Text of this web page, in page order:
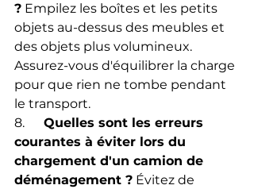
? Empilez les boîtes et les petits
objets au-dessus des meubles et
des objets plus volumineux.
Assurez-vous d'équilibrer la charge
pour que rien ne tombe pendant
le transport.
8. Quelles sont les erreurs
courantes à éviter lors du
chargement d'un camion de
déménagement ? Évitez de